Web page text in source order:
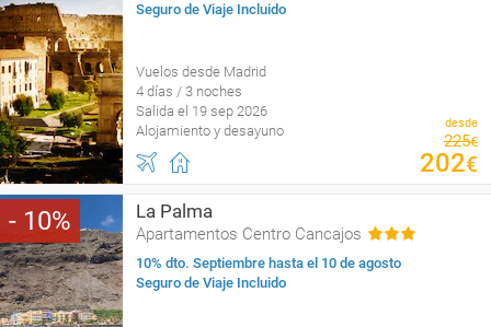
Seguro de Viaje Incluido
Vuelos desde Madrid
4 días / 3 noches
Salida el 19 sep 2026
Alojamiento y desayuno
desde
225€
202€
10 La Palma
Apartamentos Centro Cancajos
10% dto. Septiembre hasta el 10 de agosto
Seguro de Viaje Incluido